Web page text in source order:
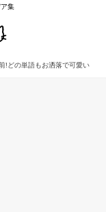
集
!どの単語もお洒落で可愛い